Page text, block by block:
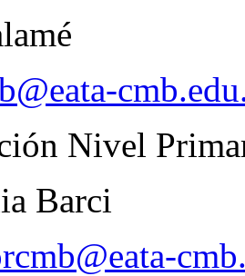
Nivel
Barci